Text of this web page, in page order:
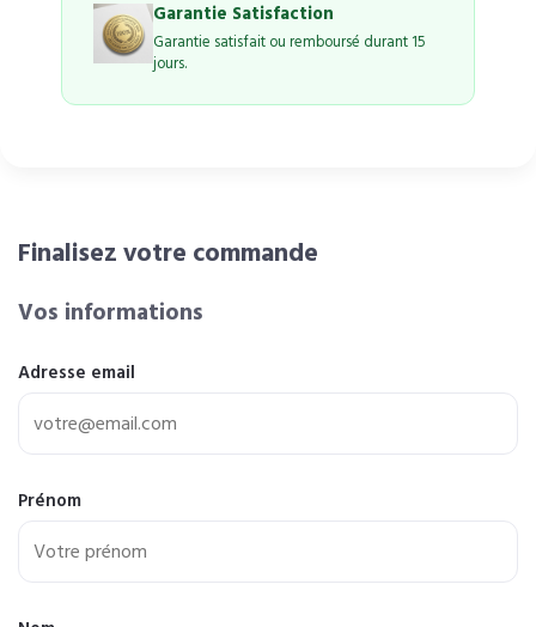
Finalisez votre commande
Vos informations
Adresse email
Prénom
Garantie Satisfaction
Garantie satisfait ou remboursé durant 15
jours.